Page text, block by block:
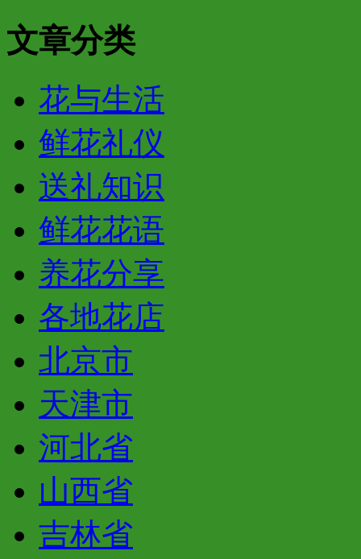
文章分类
花与生活
鲜花礼仪
送礼知识
鲜花花语
养花分享
各地花店
北京市
天津市
河北省
山西省
吉林省